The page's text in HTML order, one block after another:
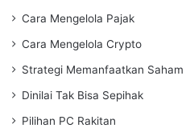
Cara Mengelola Pajak
Cara Mengelola Crypto
Strategi Memanfaatkan Saham
Dinilai Tak Bisa Sepihak
Pilihan PC Rakitan